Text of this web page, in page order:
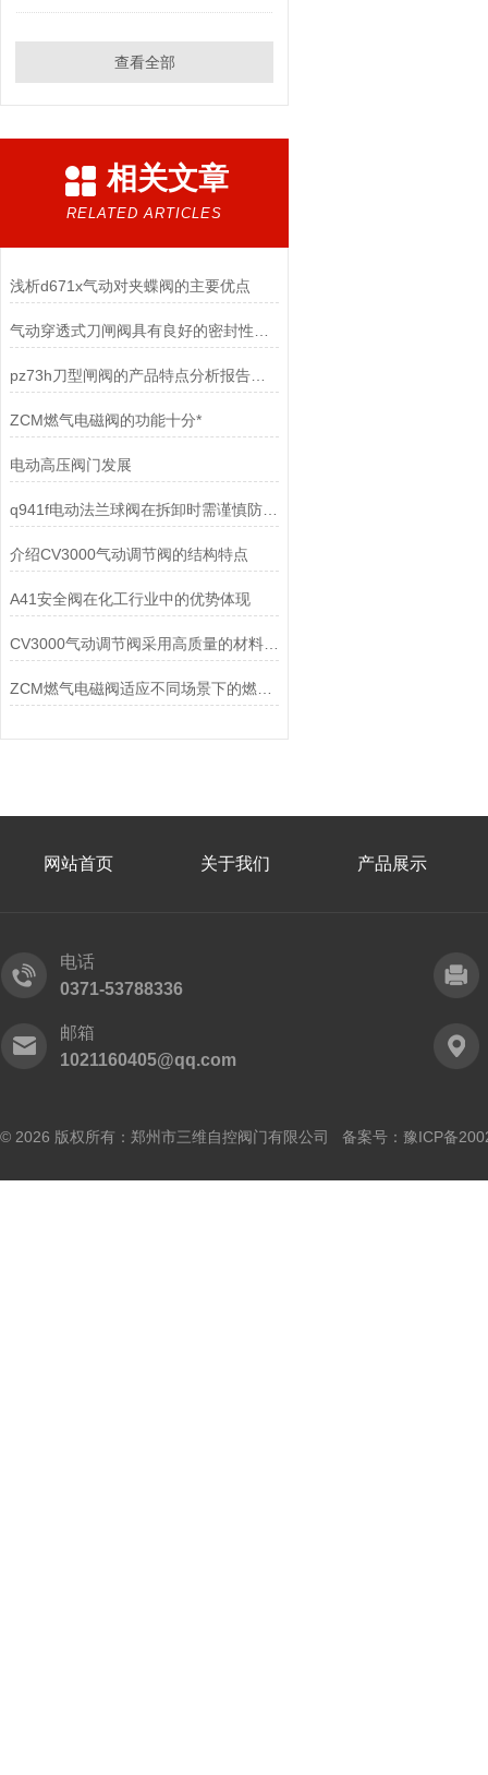
查看全部
相关文章
RELATED ARTICLES
浅析d671x气动对夹蝶阀的主要优点
pz73h刀型闸阀的产品特点分析报告说明
ZCM燃气电磁阀的功能十分*
电动高压阀门发展
q941f电动法兰球阀在拆卸时需谨慎防止损坏密封圈而泄露
介绍CV3000气动调节阀的结构特点
A41安全阀在化工行业中的优势体现
CV3000气动调节阀采用高质量的材料和先进的制造工艺
ZCM燃气电磁阀适应不同场景下的燃气使用需求
网站首页 关于我们 产品展示
电话
0371-53788336
邮箱
1021160405@qq.com
© 2026 版权所有：郑州市三维自控阀门有限公司 备案号： 豫ICP备